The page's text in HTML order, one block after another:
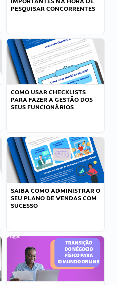
PESQUISAR CONCORRENTES
COMO USAR CHECKLISTS
PARA FAZER A GESTÃO DOS
SEUS FUNCIONÁRIOS
SAIBA COMO ADMINISTRAR O
SEU PLANO DE VENDAS COM
SUCESSO